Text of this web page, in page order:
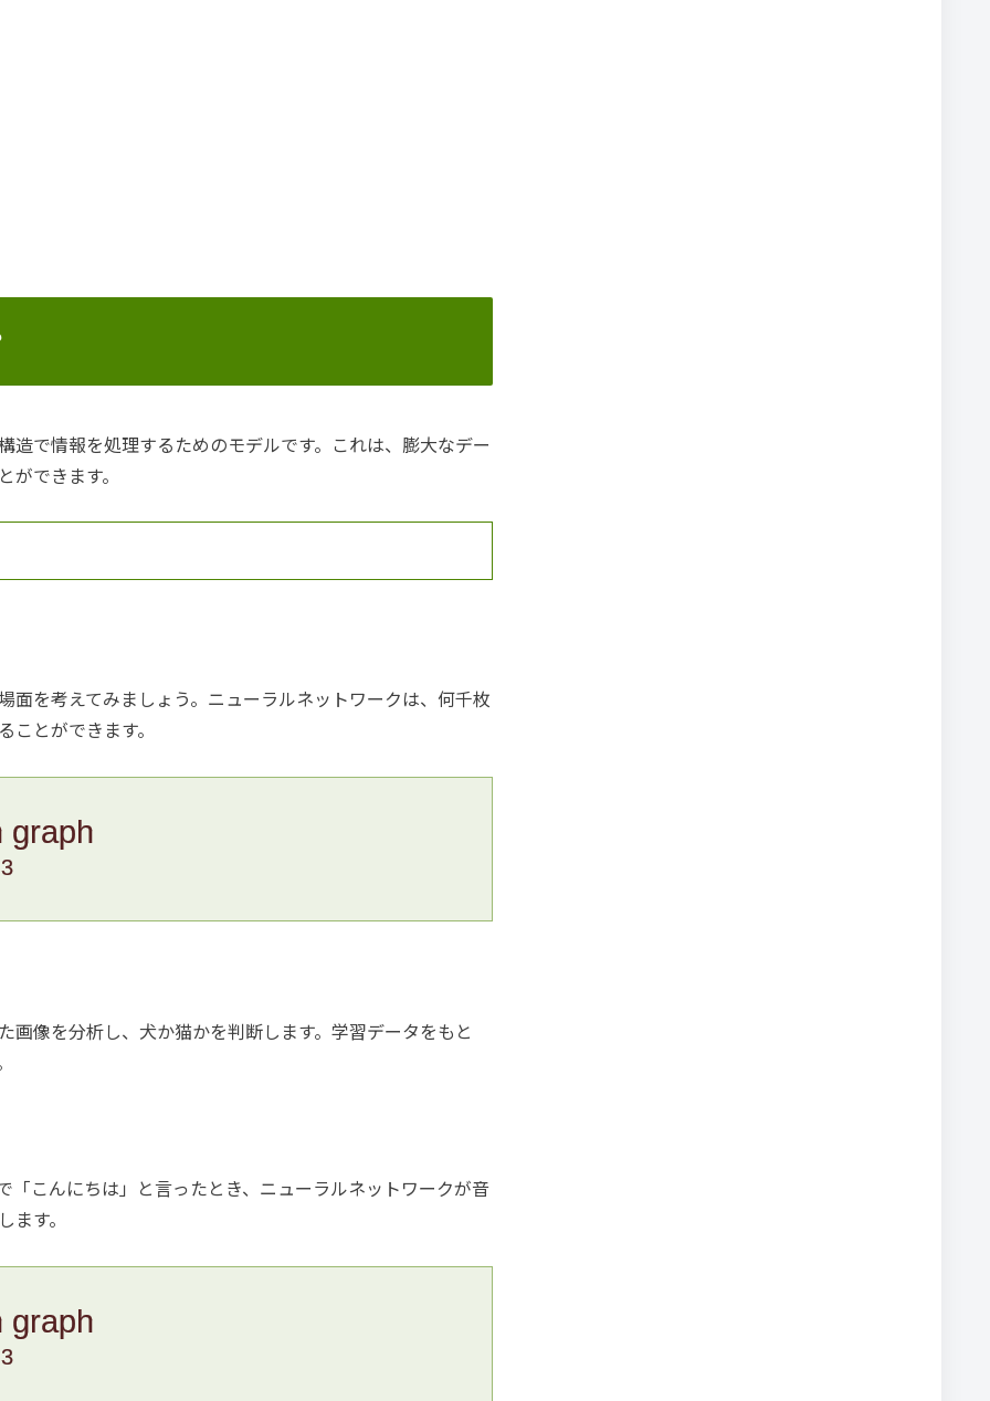
で情報を処理するためのモデルです。これは、膨大なデー
できます。
を考えてみましょう。ニューラルネットワークは、何千枚
とができます。
graph
像を分析し、犬か猫かを判断します。学習データをもと
こんにちは」と言ったとき、ニューラルネットワークが音
す。
graph